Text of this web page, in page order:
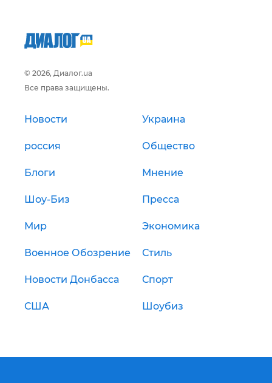
© 2026, Диалог.ua
Все права защищены.
Новости Украина
россия Общество
Блоги Мнение
Шоу-Биз Пресса
Мир Экономика
Военное Обозрение Стиль
Новости Донбасса Спорт
США Шоубиз